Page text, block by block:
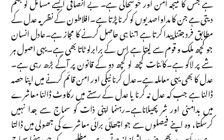
دیتی ہے جن کا مداوا صدیوں کو کرنا پڑتا ہے۔افلاطون کے نظریہ عدل کے
مطابق فرد جتنا پیدا کرتا ہے اتنا ہی حاصل کرنے کا مجاز ہے۔عادل انسان
جو کچھ ملک و قوم سے لیتا ہے اس کے برابرلو ٹاتا بھی ہے۔یہی اصول ہر
شے پر لاگو ہے۔کائنات کچھ لو کچھ دو کے قانون پر آگے بڑھ رہی ہے۔
عدل کا بھی یہی معاملہ ہے۔عدل کرنا نیکی اور امن قائم کرنے میں اپنا حصہ
ڈالنا ہے جب کہ عدل نہ کرنا یا عدل کے رستے میں رکاوٹ ڈالنا معاشرے
میں بدامنی اور شر پھیلاناہے۔رہنما اپنی ذات کو سماج سے جدا نہیں
کرسکتا، وہ اپنے فیصلوں سے جو اچھائی برائی معاشرے کی جھولی میں ڈالتا